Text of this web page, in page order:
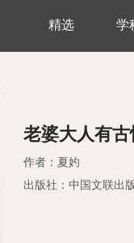
精选 学
老婆大人有古
作者：夏妁
出版社：中国文联出